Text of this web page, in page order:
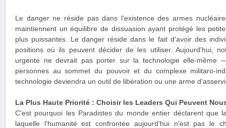
Le danger ne réside pas dans l'existence des armes
maintiennent un équilibre de dissuasion ayant protégé les
plus puissantes. Le danger réside dans le fait d'avoir des
positions où ils peuvent décider de les utiliser. Aujourd'hui,
urgente ne devrait pas porter sur la technologie elle-même
personnes au sommet du pouvoir et du complexe militaro-
technologie deviendra un outil de libération ou une arme
La Plus Haute Priorité : Choisir les Leaders Qui Peuvent
C'est pourquoi les Paradistes du monde entier déclarent que
laquelle l'humanité est confrontée aujourd'hui n'est pas le